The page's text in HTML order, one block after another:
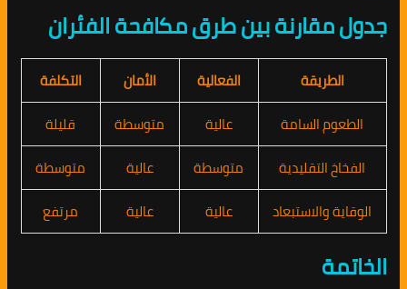
جدول مقارنة بين طرق مكافحة الفئران
الطريقة الفعالية الأمان
التكلفة
الطعوم السامة
عالية متوسطة
قليلة
الفخاخ التقليدية
متوسطة عالية
متوسطة
الوقاية والاستبعاد
عالية عالية مرتفع
الخاتمة